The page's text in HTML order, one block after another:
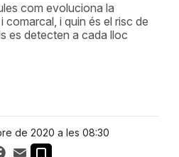
com evoluciona la
comarcal, i quin és el risc de
es detecten a cada lloc
de 2020 a les 08:30
Facebook
Email